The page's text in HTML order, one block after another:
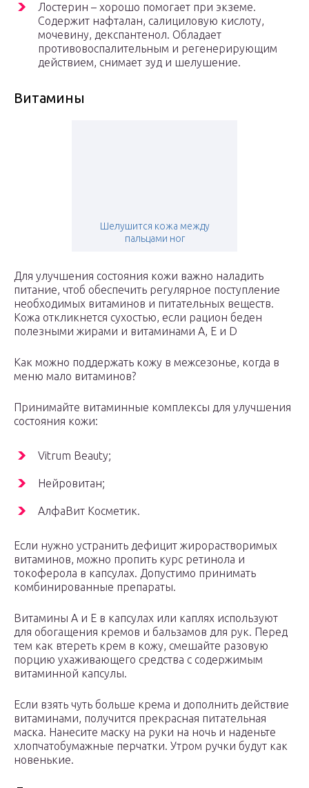
Лостерин – хорошо помогает при экземе.
Содержит нафталан, салициловую кислоту,
мочевину, декспантенол. Обладает
противовоспалительным и регенерирующим
действием, снимает зуд и шелушение.
Витамины
Шелушится кожа между
пальцами ног
Для улучшения состояния кожи важно наладить
питание, чтоб обеспечить регулярное поступление
необходимых витаминов и питательных веществ.
Кожа откликнется сухостью, если рацион беден
полезными жирами и витаминами А, Е и D
Как можно поддержать кожу в межсезонье, когда в
меню мало витаминов?
Принимайте витаминные комплексы для улучшения
состояния кожи:
Vitrum Beauty;
Нейровитан;
АлфаВит Косметик.
Если нужно устранить дефицит жирорастворимых
витаминов, можно пропить курс ретинола и
токоферола в капсулах. Допустимо принимать
комбинированные препараты.
Витамины А и Е в капсулах или каплях используют
для обогащения кремов и бальзамов для рук. Перед
тем как втереть крем в кожу, смешайте разовую
порцию ухаживающего средства с содержимым
витаминной капсулы.
Если взять чуть больше крема и дополнить действие
витаминами, получится прекрасная питательная
маска. Нанесите маску на руки на ночь и наденьте
хлопчатобумажные перчатки. Утром ручки будут как
новенькие.